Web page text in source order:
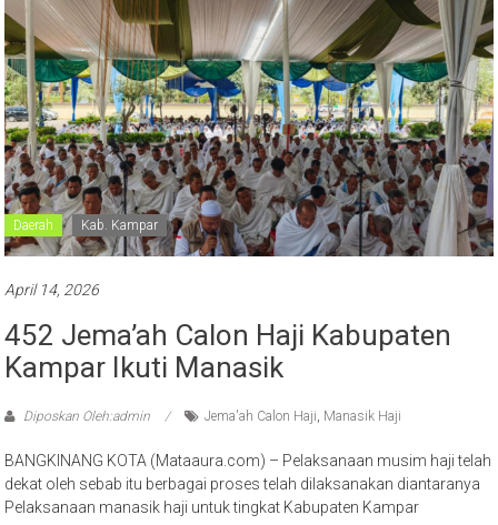
Daerah Kab. Kampar
April 14, 2026
452 Jema’ah Calon Haji Kabupaten
Kampar Ikuti Manasik
Diposkan Oleh:admin Jema'ah Calon Haji Manasik Haji
BANGKINANG KOTA (Mataaura.com) – Pelaksanaan musim haji telah
dekat oleh sebab itu berbagai proses telah dilaksanakan diantaranya
Pelaksanaan manasik haji untuk tingkat Kabupaten Kampar